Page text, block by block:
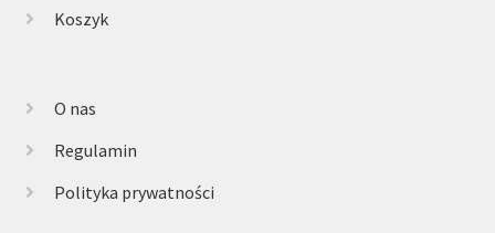
Koszyk
O nas
Regulamin
Polityka prywatności